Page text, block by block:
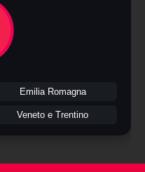
Emilia Romagna
Veneto e Trentino